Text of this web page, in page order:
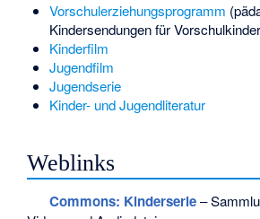
Vorschulerziehungsprogramm
Kindersendungen für
Kinderfilm
Jugendfilm
Jugendserie
Kinder- und Jugendliteratur
Weblinks
Commons: Kinderserie–